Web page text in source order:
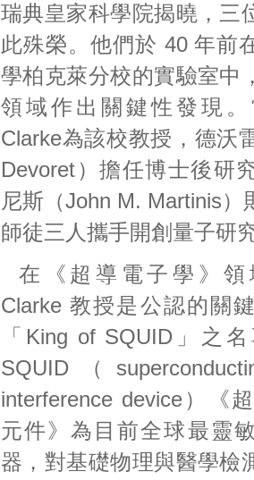
瑞典皇家科學院揭曉，三
此殊榮。他們於 40 年前
學柏克萊分校的實驗室中
領域作出關鍵性發現。
Clarke為該校教授，德沃
Devoret）擔任博士後研
尼斯（John M. Martinis）
師徒三人攜手開創量子研
在《超導電子學》領
Clarke 教授是公認的關
「King of SQUID」之
SQUID（
interference device）《
元件》為目前全球最靈
器，對基礎物理與醫學檢